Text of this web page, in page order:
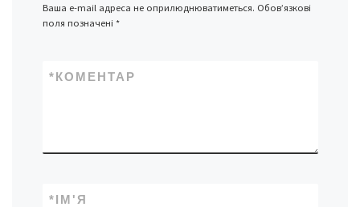
Ваша e-mail адреса не оприлюднюватиметься. Обов’язкові
поля позначені *
КОМЕНТАР
*
ІМ'Я
*